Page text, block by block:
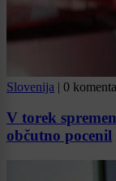
Slovenija | 0
V torek
občutno pocenil